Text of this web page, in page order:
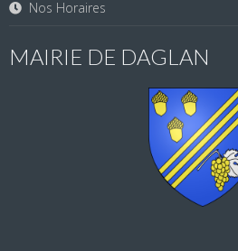
Nos Horaires
MAIRIE DE DAGLAN